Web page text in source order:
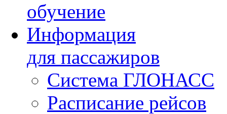
обучение
Информация
для пассажиров
Система ГЛОНАСС
Расписание рейсов